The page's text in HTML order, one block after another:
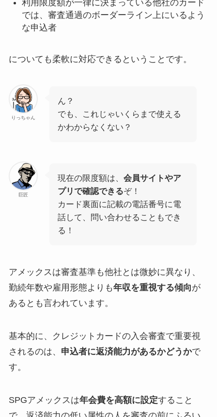
利用限度額が一律に決まっている他社のカード
では、審査通過のボーダーライン上にいるよう
な申込者
についても柔軟に対応できるということです。
りっちゃん
ん？
でも、これじゃいくらまで使える
かわからなくない？
巨匠
現在の限度額は、 会員サイトやア
プリで確認できるぞ！
カード裏面に記載の電話番号に電
話して、問い合わせることもでき
る！
アメックスは審査基準も他社とは微妙に異なり、
勤続年数や雇用形態よりも年収を重視する傾向が
あるとも言われています。
基本的に、クレジットカードの入会審査で重要視
されるのは、 申込者に返済能力があるかどうかで
す。
SPGアメックスは年会費を高額に設定すること